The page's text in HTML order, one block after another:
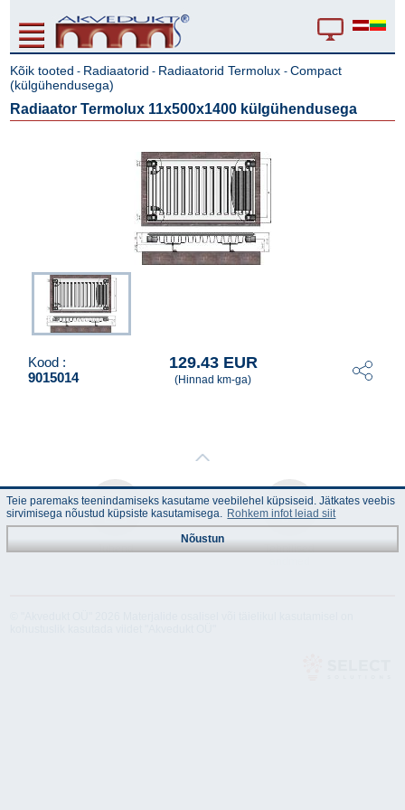
Kõik tooted - Radiaatorid - Radiaatorid Termolux-Compact
(külgühendusega)
Radiaator Termolux 11x500x1400 külgühendusega
Kood :
9015014
129.43 EUR
(Hinnad km-ga)
Juhend
Tehnilised
Teie paremaks teenindamiseks kasutame veebilehel küpsiseid. Jätkates veebis
sirvimisega nõustud küpsiste kasutamisega. Rohkem infot leiad siit
Nõustun